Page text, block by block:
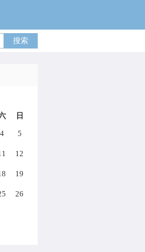
搜索
日
4 5
12
19
26